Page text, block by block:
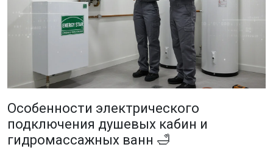
Особенности электрического
подключения душевых кабин и
гидромассажных ванн 🛁